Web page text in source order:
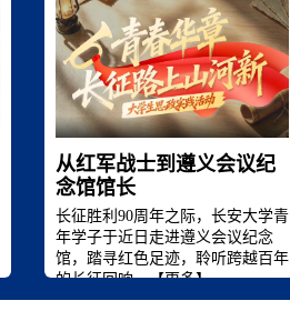
从红军战士到遵义会议纪
念馆馆长
长征胜利90周年之际，长安大学青
年学子于近日走进遵义会议纪念
馆，踏寻红色足迹，聆听跨越百年
的长征回响。【更多】